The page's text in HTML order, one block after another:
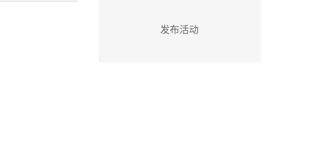
发布活动